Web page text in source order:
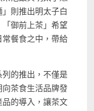
則推出明太子白
御前上茶」希望
餐食之中，帶給
列的推出，不僅是
茶食生活品牌發
的導入，讓茶文